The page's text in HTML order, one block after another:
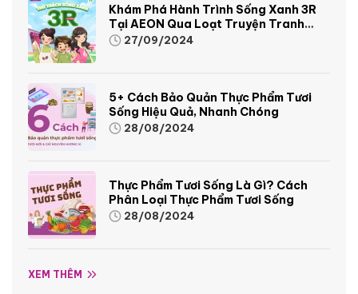
Khám Phá Hành Trình Sống Xanh 3R
Tại AEON Qua Loạt Truyện Tranh
Sinh Động Và Thú Vị
27/09/2024
5+ Cách Bảo Quản Thực Phẩm Tươi
Sống Hiệu Quả, Nhanh Chóng
28/08/2024
Thực Phẩm Tươi Sống Là Gì? Cách
Phân Loại Thực Phẩm Tươi Sống
28/08/2024
XEM THÊM